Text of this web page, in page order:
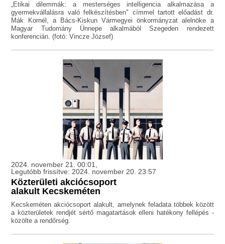
„Etikai dilemmák: a mesterséges intelligencia alkalmazása a
gyermekvállalásra való felkészítésben" címmel tartott előadást dr.
Mák Kornél, a Bács-Kiskun Vármegyei önkormányzat alelnöke a
Magyar Tudomány Ünnepe alkalmából Szegeden rendezett
konferencián. (fotó: Vincze József)
2024. november 21. 00:01,
Legutóbb frissítve: 2024. november 20. 23:57
Közterületi akciócsoport
alakult Kecskeméten
Kecskeméten akciócsoport alakult, amelynek feladata többek között
a közterületek rendjét sértő magatartások elleni hatékony fellépés -
közölte a rendőrség.